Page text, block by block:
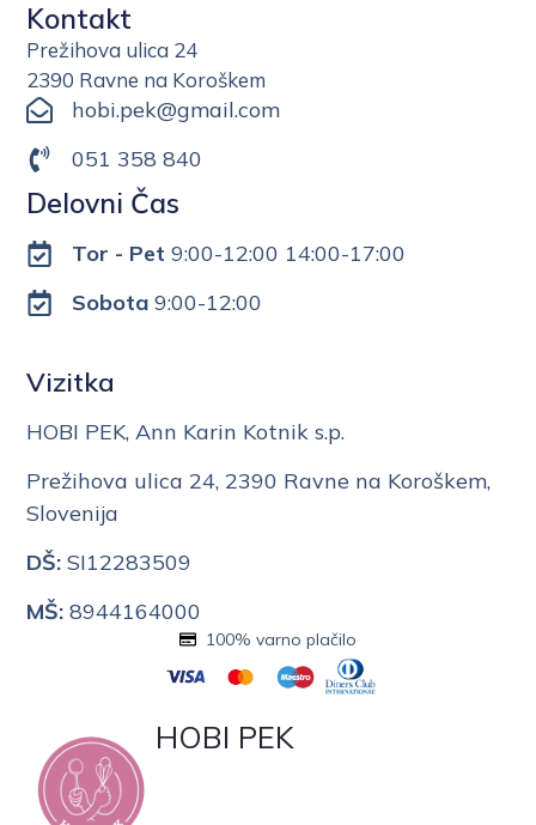
Kontakt
Prežihova ulica 24
2390 Ravne na Koroškem
hobi.pek@gmail.com
051 358 840
Delovni Čas
Tor - Pet 9:00-12:00 14:00-17:00
Sobota9:00-12:00
Vizitka
HOBI PEK, Ann Karin Kotnik s.p.
Prežihova ulica 24, 2390 Ravne na Koroškem,
Slovenija
DŠ: SI12283509
MŠ: 8944164000
HOBI PEK
100% varno plačilo